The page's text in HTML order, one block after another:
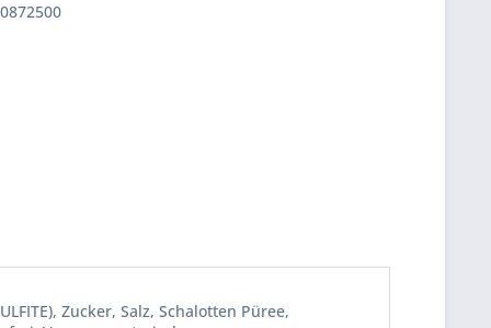
Zucker, Salz, Schalotten Püree,